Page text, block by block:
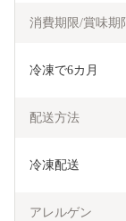
消費期限/賞味期
冷凍で6カ月
配送方法
冷凍配送
アレルゲン